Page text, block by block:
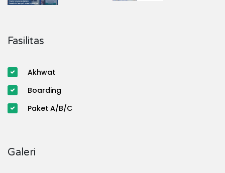
Fasilitas
Akhwat
Boarding
Paket A/B/C
Galeri